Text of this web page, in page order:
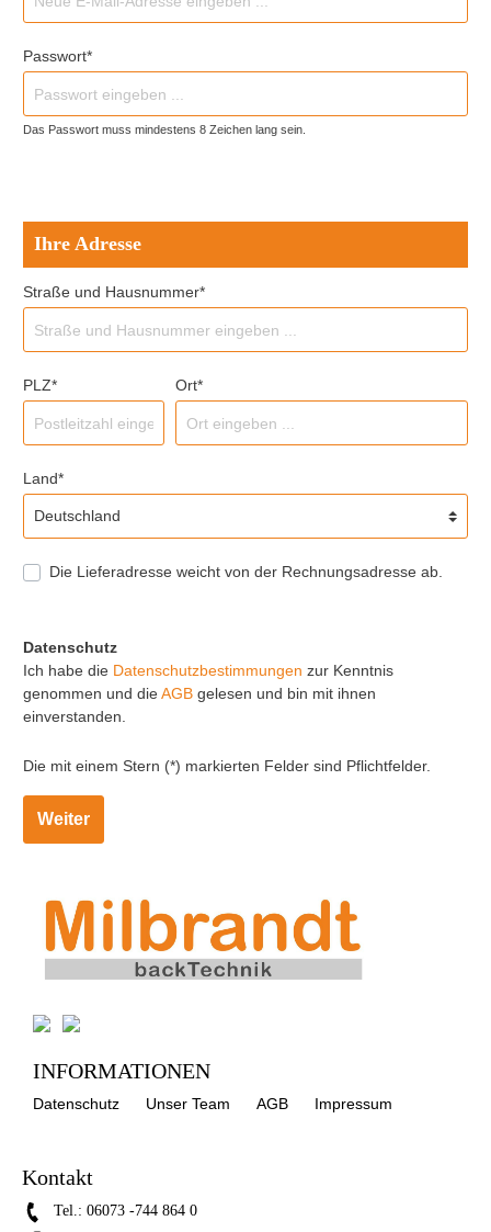
Passwort*
Das Passwort muss mindestens 8 Zeichen lang sein.
Ihre Adresse
Straße und Hausnummer*
PLZ* Ort*
Land*
Die Lieferadresse weicht von der Rechnungsadresse ab.
Datenschutz
Ich habe die Datenschutzbestimmungen zur Kenntnis
genommen und dieAGB gelesen und bin mit ihnen
einverstanden.
Die mit einem Stern (*) markierten Felder sind Pflichtfelder.
Weiter
INFORMATIONEN
Datenschutz Unser Team AGB Impressum
Kontakt
Tel.: 06073 -744 864 0